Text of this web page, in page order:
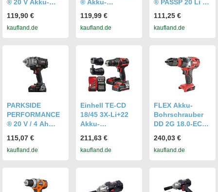
® 20 V Akku-
uber »PASSP 20-
Li A3« 1/2", ohne
119,90 €
kaufland.de
® Akku-
uber 1/2"
»PASSP 20-Li
119,99 €
kaufland.de
® PASSP 20 Li C4
Drehschlagschra
uber mit 4Ah
111,25 €
kaufland.de
PARKSIDE
PERFORMANCE
® 20 V / 4 Ah
Drehschlagschra
uber »PASSP 20-
115,07 €
kaufland.de
Einhell TE-CD
18/45 3X-Li+22
Akku-
2 Akkus,
Ladegerät & Bit-
211,63 €
kaufland.de
FLEX Akku-
Bohrschrauber
DD 2G 18.0-EC
Ladegerät in L-
BOXX) - 447498
240,03 €
kaufland.de